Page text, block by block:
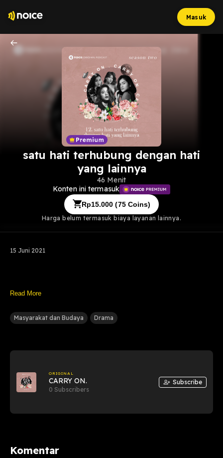
Masuk
satu hati terhubung dengan hati
yang lainnya
46 Menit
Konten ini termasuk
Rp15.000 (75Coins)
Harga belum termasuk biaya layanan lainnya.
15 Juni 2021
Read More
Masyarakat dan Budaya Drama
ORIGINAL
CARRY ON.
0 Subscribers
Subscribe
Komentar